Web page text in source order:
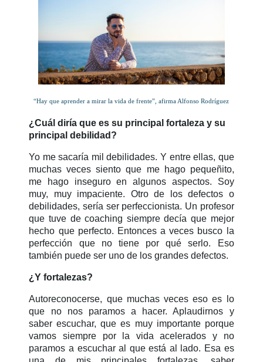
“Hay que aprender a mirar la vida de frente”, afirma Alfonso Rodríguez
¿Cuál diría que es su principal fortaleza y su
principal debilidad?
Yo me sacaría mil debilidades. Y entre ellas, que
muchas veces siento que me hago pequeñito,
me hago inseguro en algunos aspectos. Soy
muy, muy impaciente. Otro de los defectos o
debilidades, sería ser perfeccionista. Un profesor
que tuve de coaching siempre decía que mejor
hecho que perfecto. Entonces a veces busco la
perfección que no tiene por qué serlo. Eso
también puede ser uno de los grandes defectos.
¿Y fortalezas?
Autoreconocerse, que muchas veces eso es lo
que no nos paramos a hacer. Aplaudirnos y
saber escuchar, que es muy importante porque
vamos siempre por la vida acelerados y no
paramos a escuchar al que está al lado. Esa es